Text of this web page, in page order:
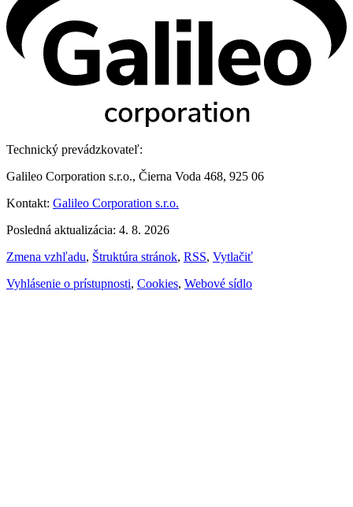
Technický prevádzkovateľ:
Galileo Corporation s.r.o., Čierna Voda 468, 925 06
Kontakt: Galileo Corporation s.r.o.
Posledná aktualizácia: 4. 8. 2026
Zmena vzhľadu, Štruktúra stránok, RSS, Vytlačiť
Vyhlásenie o prístupnosti, Cookies, Webové sídlo